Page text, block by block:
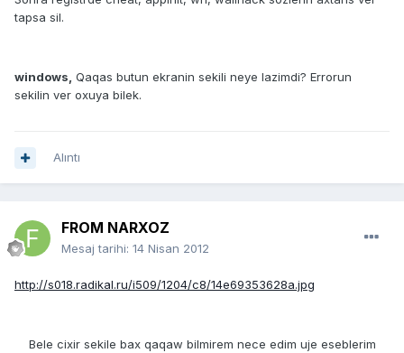
tapsa sil.
windows, Qaqas butun ekranin sekili neye lazimdi? Errorun
sekilin ver oxuya bilek.
Alıntı
FROM NARXOZ
Mesaj tarihi: 14 Nisan 2012
http://s018.radikal.ru/i509/1204/c8/14e69353628a.jpg
Bele cixir sekile bax qaqaw bilmirem nece edim uje eseblerim